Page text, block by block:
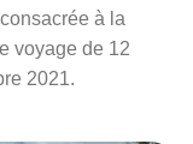
à la
voyage de 12
2021.